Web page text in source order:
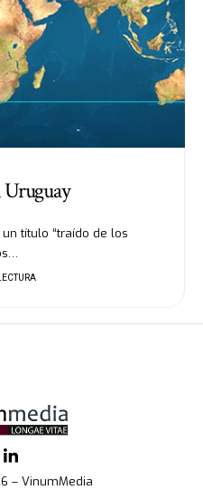
Uruguay
título “traído de los
– VinumMedia